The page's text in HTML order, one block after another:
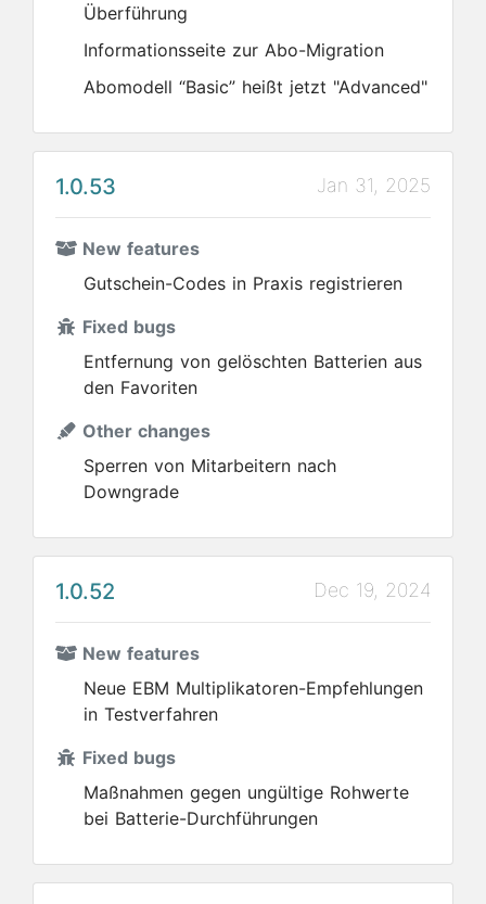
Überführung
Informationsseite zur Abo-Migration
Abomodell “Basic” heißt jetzt "Advanced"
1.0.53 Jan 31, 2025
New features
Gutschein-Codes in Praxis registrieren
Fixed bugs
Entfernung von gelöschten Batterien aus
den Favoriten
Other changes
Sperren von Mitarbeitern nach
Downgrade
1.0.52 Dec 19, 2024
New features
Neue EBM Multiplikatoren-Empfehlungen
in Testverfahren
Fixed bugs
Maßnahmen gegen ungültige Rohwerte
bei Batterie-Durchführungen